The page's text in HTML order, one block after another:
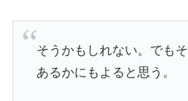
そうかもしれない。でも
あるかにもよると思う。